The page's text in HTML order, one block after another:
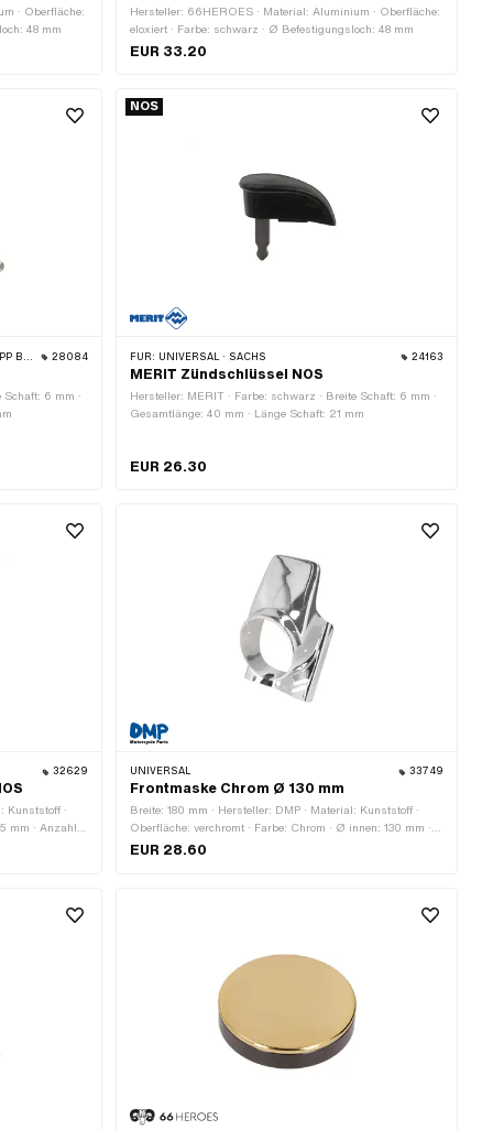
· Oberfläche:
48 mm
Hersteller: 66HEROES · Material: Aluminium · Oberfläche:
eloxiert · Farbe: schwarz · Ø Befestigungsloch: 48 mm
EUR 33.20
28084
6 mm ·
NOS
FÜR: UNIVERSAL · SACHS 24163
MERIT Zündschlüssel NOS
Hersteller: MERIT · Farbe: schwarz · Breite Schaft: 6 mm ·
Gesamtlänge: 40 mm · Länge Schaft: 21 mm
EUR 26.30
32629
Kunststoff ·
mm · Anzahl
UNIVERSAL 33749
Frontmaske Chrom Ø 130 mm
Breite: 180 mm · Hersteller: DMP · Material: Kunststoff ·
Oberfläche: verchromt · Farbe: Chrom · Ø innen: 130 mm ·
Höhe: 300 mm · Tiefe: 140 mm
EUR 28.60